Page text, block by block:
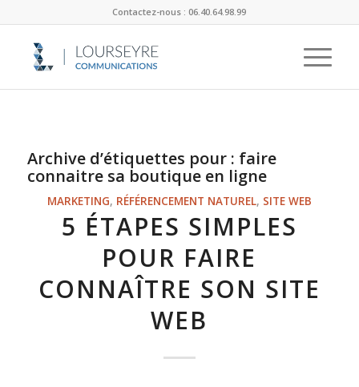
Contactez-nous : 06.40.64.98.99
Archive d’étiquettes pour : faire
connaitre sa boutique en ligne
MARKETING, RÉFÉRENCEMENT NATUREL, SITE WEB
5 ÉTAPES SIMPLES
POUR FAIRE
CONNAÎTRE SON SITE
WEB